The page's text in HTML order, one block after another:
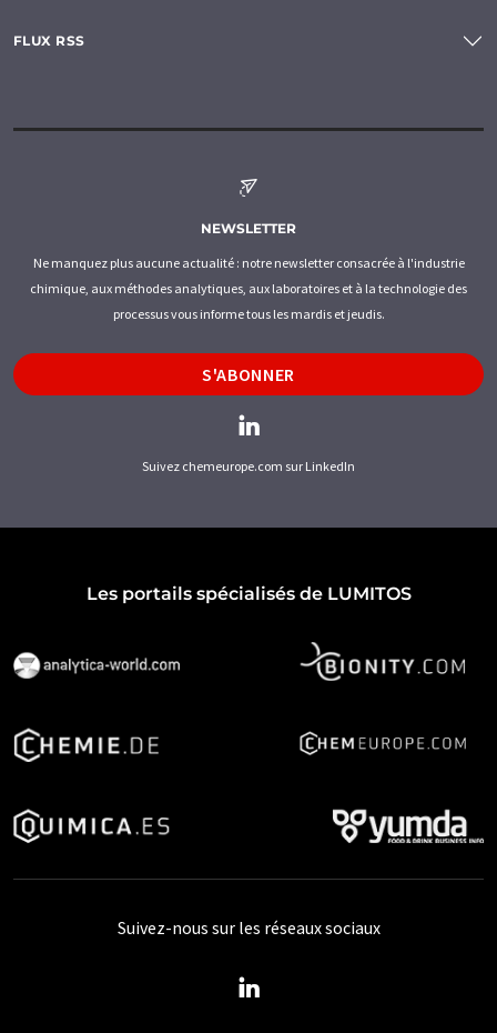
FLUX RSS
NEWSLETTER
Ne manquez plus aucune actualité : notre newsletter consacrée à l'industrie
chimique, aux méthodes analytiques, aux laboratoires et à la technologie des
processus vous informe tous les mardis et jeudis.
S'ABONNER
Suivez chemeurope.com sur LinkedIn
Les portails spécialisés de LUMITOS
Suivez-nous sur les réseaux sociaux